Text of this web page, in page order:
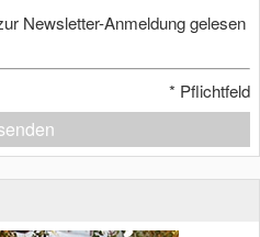
Newsletter-Anmeldung gelesen
* Pflichtfeld